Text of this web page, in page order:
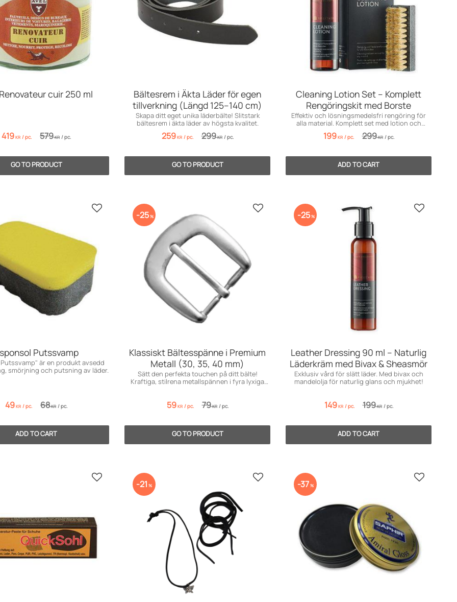
cuir 250 ml
419KR /pc. 579KR /pc.
Bältesrem i Äkta Läder för egen
tillverkning (Längd 125–140 cm)
Skapa ditt eget unika läderbälte! Slitstark
bältesrem i äkta läder av högsta kvalitet.
259KR /pc. 299KR /pc.
Cleaning Lotion Set – Komplett
Rengöringskit med Borste
Effektiv och lösningsmedelsfri rengöring för
alla material. Komplett set med lotion och
borste!
199KR /pc. 299KR /pc.
Putssvamp
är en produkt avsedd
smörjning och putsning av läder.
49KR /pc. 68KR /pc.
Add to favorites
Klassiskt Bältesspänne i Premium
Metall (30, 35, 40 mm)
Sätt den perfekta touchen på ditt bälte!
Kraftiga, stilrena metallspännen i fyra lyxiga
59KR /pc. 79KR /pc.
25% Add to favorites
Leather Dressing 90 ml – Naturlig
Läderkräm med Bivax & Sheasmör
Exklusiv vård för slätt läder. Med bivax och
mandelolja för naturlig glans och mjukhet!
149KR /pc. 199KR /pc.
25% Add to
Add to favorites
21 % Add to favorites
37% Add to